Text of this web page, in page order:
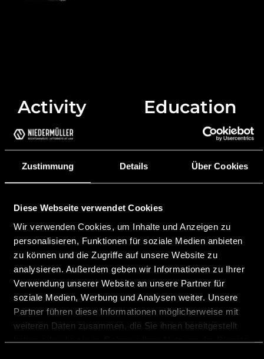
Zustimmung Details Über Cookies
Diese Webseite verwendet Cookies
Wir verwenden Cookies, um Inhalte und Anzeigen zu
personalisieren, Funktionen für soziale Medien anbieten
zu können und die Zugriffe auf unsere Website zu
analysieren. Außerdem geben wir Informationen zu Ihrer
Verwendung unserer Website an unsere Partner für
soziale Medien, Werbung und Analysen weiter. Unsere
Partner führen diese Informationen möglicherweise mit
weiteren Daten zusammen, die Sie ihnen bereitgestellt
haben oder die sie im Rahmen Ihrer Nutzung der Dienste
Activity
Niedermüller
Attorneys at Law,
Vaduz
2025 | 2026 Legal
district of the
Court Graz
2023 Internship
Austrian Consulate
General –
Commercial
Section Taipei
(ADVANTAGE
AUSTRIA)
Education
studies in law at the
University of Graz
2024 Exchange
University of Galway
2021 Bachelor of
Laws, University of
Applied Science
Hamburg, LL.B.
Languages
German
English